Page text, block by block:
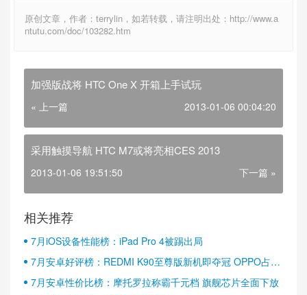
原创文章，作者：terrylin，如若转载，请注明出处：http://www.a
ntutu.com/doc/103282.htm
加强版战将 HTC One X 开箱上手试玩
« 上一篇 2013-01-06 00:04:20
采用触摸导航 HTC M7或将亮相CES 2013
2013-01-06 19:51:50 下一篇 »
相关推荐
7月iOS设备性能榜：iPad Pro 4被踢出局
7月安卓好评榜：REDMI K90至尊版新机即夺冠 OPPO占据
半壁江山
7月安卓性价比榜：摩托罗拉称霸千元档 旗舰芯片全面下放